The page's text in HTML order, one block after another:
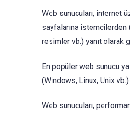
Web sunucuları, internet
sayfalarına istemcilerden
resimler vb.) yanıt olarak
En popüler web sunucu
(Windows, Linux, Unix
Web sunucuları,